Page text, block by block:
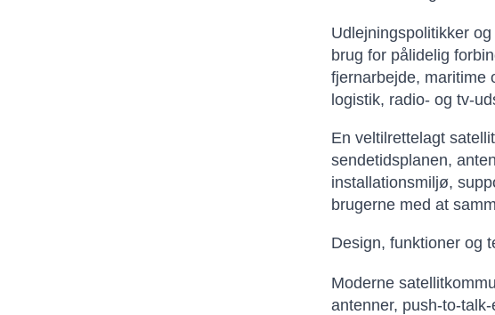
Udlejningspolitikker
brug for pålidelig
fjernarbejde, maritime
logistik, radio- og tv-
En veltilrettelagt
sendetidsplanen,
installationsmiljø,
brugerne med at
Design, funktioner og
Moderne
antenner, push-to-